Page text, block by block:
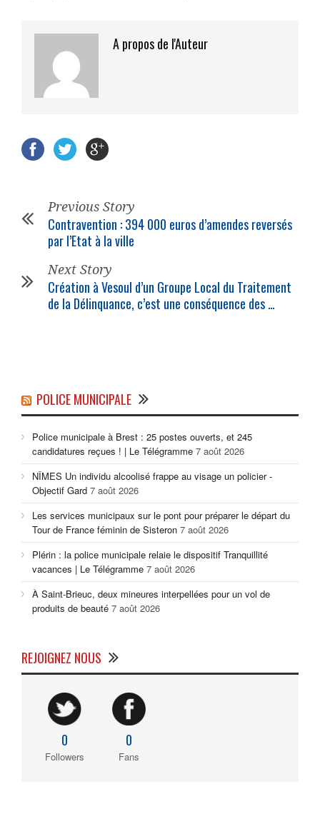
A propos de l'Auteur
Previous Story
Contravention : 394 000 euros d’amendes reversés
par l’Etat à la ville
Next Story
Création à Vesoul d’un Groupe Local du Traitement
de la Délinquance, c’est une conséquence des …
POLICE MUNICIPALE
Police municipale à Brest : 25 postes ouverts, et 245
candidatures reçues ! | Le Télégramme 7 août 2026
NÎMES Un individu alcoolisé frappe au visage un policier -
Objectif Gard 7 août 2026
Les services municipaux sur le pont pour préparer le départ du
Tour de France féminin de Sisteron 7 août 2026
Plérin : la police municipale relaie le dispositif Tranquillité
vacances | Le Télégramme 7 août 2026
À Saint-Brieuc, deux mineures interpellées pour un vol de
produits de beauté 7 août 2026
REJOIGNEZ NOUS
0
Followers
0
Fans